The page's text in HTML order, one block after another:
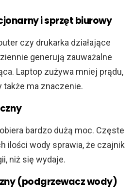
y
V
d
e
o
i sprzęt biurowy
czy drukarka działające
generują zauważalne
Laptop zużywa mniej prądu,
także ma znaczenie.
bardzo dużą moc. Częste
ilości wody sprawia, że czajnik
niż się wydaje.
(podgrzewacz wody)